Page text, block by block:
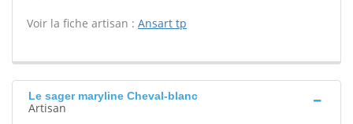
Voir la fiche artisan : Ansart tp
Le sager maryline Cheval-blanc
Artisan